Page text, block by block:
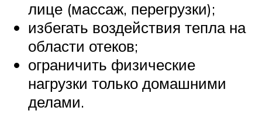
лице (массаж, перегрузки);
избегать воздействия тепла на
области отеков;
ограничить физические
нагрузки только домашними
делами.